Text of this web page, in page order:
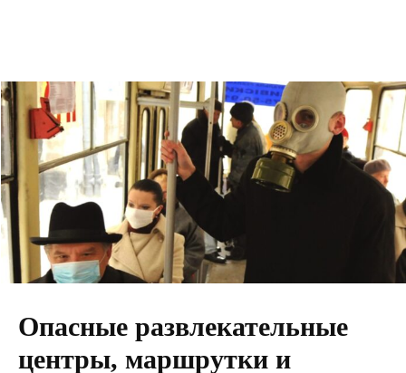
Опасные развлекательные
центры, маршрутки и